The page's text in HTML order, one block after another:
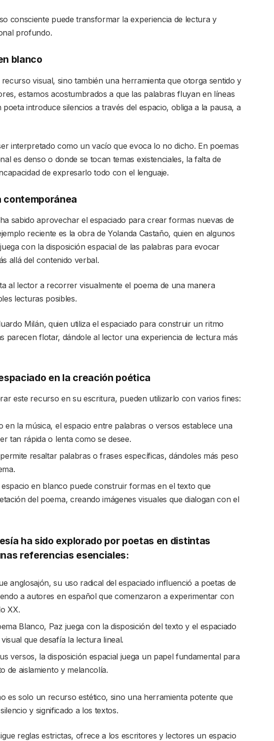
consciente puede transformar la experiencia de lectura y
profundo.
blanco
visual, sino también una herramienta que otorga sentido y
estamos acostumbrados a que las palabras fluyan en líneas
introduce silencios a través del espacio, obliga a la pausa, a
interpretado como un vacío que evoca lo no dicho. En poemas
es denso o donde se tocan temas existenciales, la falta de
de expresarlo todo con el lenguaje.
contemporánea
sabido aprovechar el espaciado para crear formas nuevas de
reciente es la obra de Yolanda Castaño, quien en algunos
con la disposición espacial de las palabras para evocar
allá del contenido verbal.
al lector a recorrer visualmente el poema de una manera
lecturas posibles.
Milán, quien utiliza el espaciado para construir un ritmo
parecen flotar, dándole al lector una experiencia de lectura más
en la creación poética
este recurso en su escritura, pueden utilizarlo con varios fines:
en la música, el espacio entre palabras o versos establece una
tan rápida o lenta como se desee.
resaltar palabras o frases específicas, dándoles más peso
espacio en blanco puede construir formas en el texto que
del poema, creando imágenes visuales que dialogan con el
ha sido explorado por poetas en distintas
referencias esenciales:
anglosajón, su uso radical del espaciado influenció a poetas de
a autores en español que comenzaron a experimentar con
XX.
Blanco, Paz juega con la disposición del texto y el espaciado
que desafía la lectura lineal.
versos, la disposición espacial juega un papel fundamental para
de aislamiento y melancolía.
es solo un recurso estético, sino una herramienta potente que
y significado a los textos.
reglas estrictas, ofrece a los escritores y lectores un espacio